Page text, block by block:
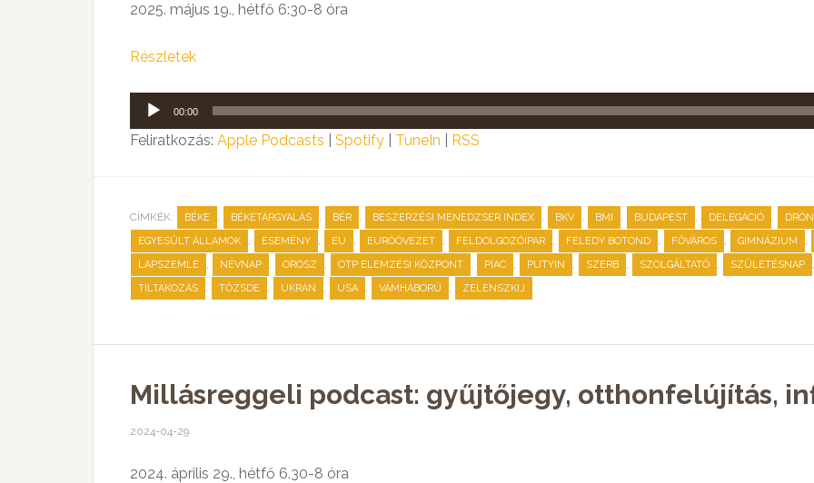
2025. május 19., hétfő 6:30-8 óra
Részletek
Audió
lejátszó
00:00
Feliratkozás: Apple Podcasts Spotify TuneIn RSS
CÍMKÉK: BÉKE , BÉKETÁRGYALÁS , BÉR , BESZERZÉSI MENEDZSER INDEX , BKV , BMI , BUDAPEST , DELEGÁCIÓ ,
EGYESÜLT ÁLLAMOK , ESEMÉNY , EU , EURÓÖVEZET , FELDOLGOZÓIPAR , FELEDY BOTOND , FŐVÁROS , GIMNÁZIUM ,
LAPSZEMLE , NÉVNAP , OROSZ , OTP ELEMZÉSI KÖZPONT , PIAC , PUTYIN , SZERB , SZOLGÁLTATÓ , SZÜLETÉSNAP ,
TILTAKOZÁS , TŐZSDE , UKRÁN , USA , VÁMHÁBORÚ , ZELENSZKIJ
Millásreggeli podcast: gyűjtőjegy, otthonfelújítás,
2024-04-29
2024. április 29., hétfő 6.30-8 óra